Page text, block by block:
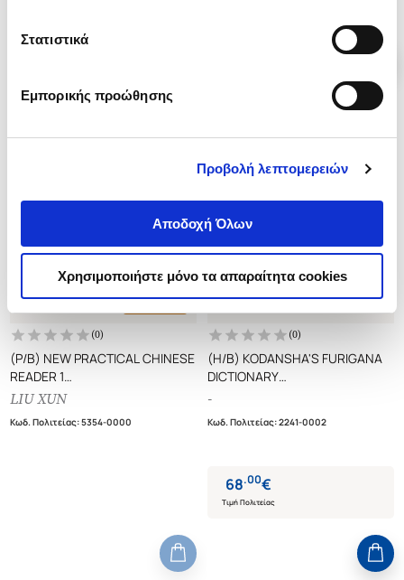
Στατιστικά
Εμπορικής προώθησης
Προβολή λεπτομερειών
Αποδοχή Όλων
Χρησιμοποιήστε μόνο τα απαραίτητα cookies
(0)
(P/B) NEW PRACTICAL CHINESE
READER 1
TEXTBOOK
LIU XUN
Κωδ. Πολιτείας:5354-0000
(0)
(H/B) KODANSHA'S FURIGANA
DICTIONARY
-
Κωδ. Πολιτείας:2241-0002
68.00€
Τιμή Πολιτείας